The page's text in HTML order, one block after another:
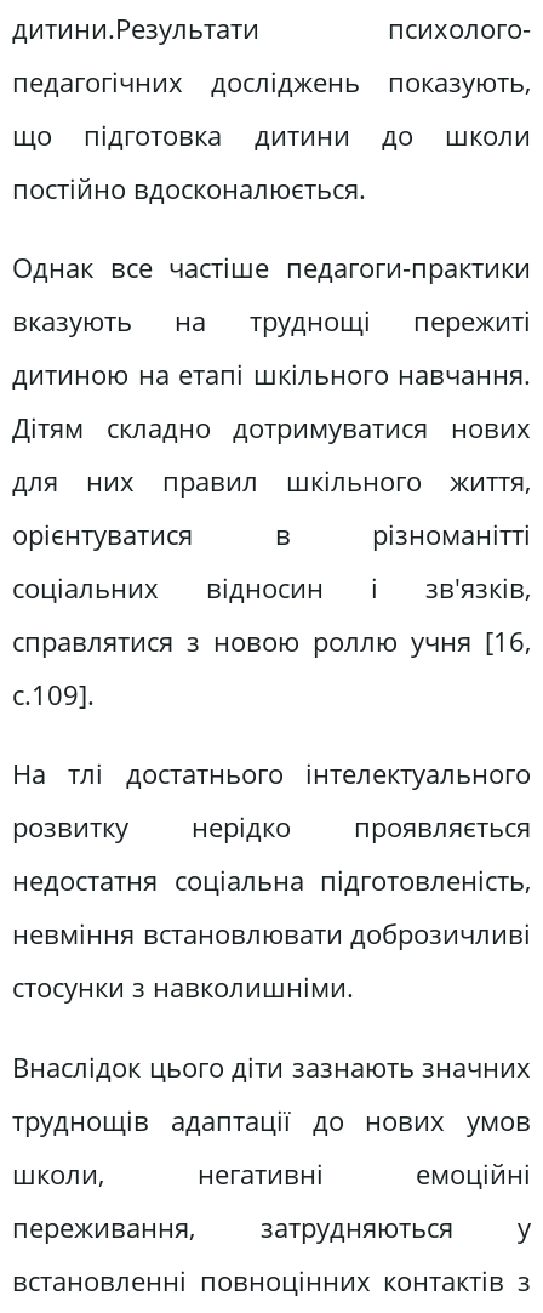
дитини.Результати психолого-
педагогічних досліджень показують,
що підготовка дитини до школи
постійно вдосконалюється.
Однак все частіше педагоги-практики
вказують на труднощі пережиті
дитиною на етапі шкільного навчання.
Дітям складно дотримуватися нових
для них правил шкільного життя,
орієнтуватися в різноманітті
соціальних відносин і зв'язків,
справлятися з новою роллю учня [16,
с.109].
На тлі достатнього інтелектуального
розвитку нерідко проявляється
недостатня соціальна підготовленість,
невміння встановлювати доброзичливі
стосунки з навколишніми.
Внаслідок цього діти зазнають значних
труднощів адаптації до нових умов
школи, негативні емоційні
переживання, затрудняються у
встановленні повноцінних контактів з